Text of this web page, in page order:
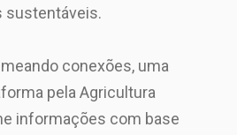
sustentáveis.
conexões, uma
pela Agricultura
informações com base